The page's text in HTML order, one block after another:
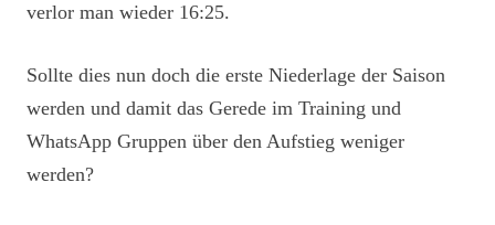
verlor man wieder 16:25.
Sollte dies nun doch die erste Niederlage der Saison
werden und damit das Gerede im Training und
WhatsApp Gruppen über den Aufstieg weniger
werden?